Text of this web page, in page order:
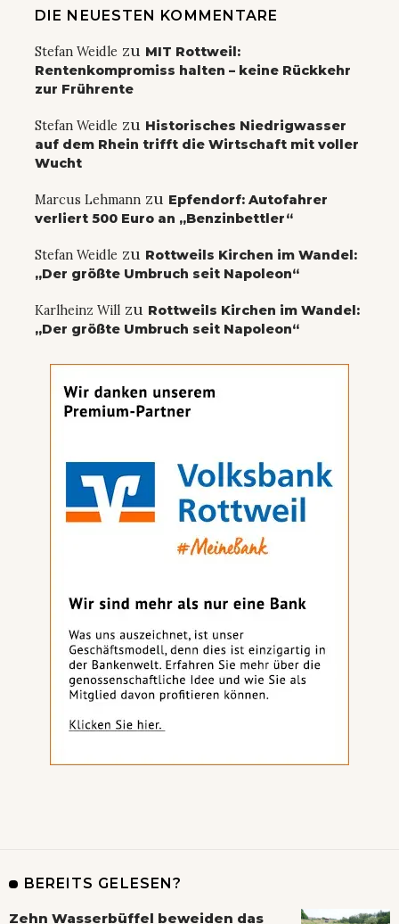
DIE NEUESTEN KOMMENTARE
Stefan Weidle zu MIT Rottweil:
Rentenkompromiss halten – keine Rückkehr
zur Frührente
Stefan Weidle zu Historisches Niedrigwasser
auf dem Rhein trifft die Wirtschaft mit voller
Wucht
Marcus Lehmann zu Epfendorf: Autofahrer
verliert 500 Euro an „Benzinbettler“
Stefan Weidle zu Rottweils Kirchen im Wandel:
„Der größte Umbruch seit Napoleon“
Karlheinz Will zu Rottweils Kirchen im Wandel:
„Der größte Umbruch seit Napoleon“
BEREITS GELESEN?
Zehn Wasserbüffel beweiden das